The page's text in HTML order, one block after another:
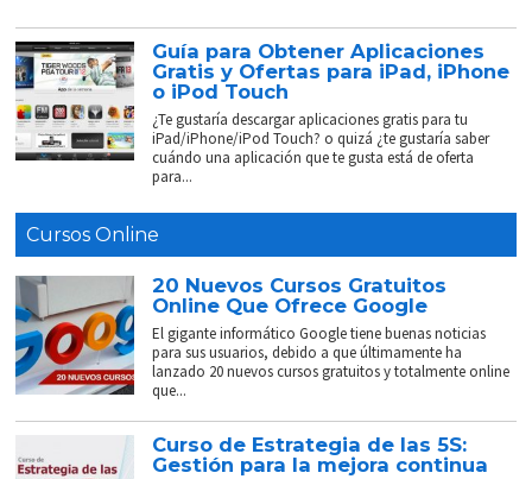
Guía para Obtener Aplicaciones
Gratis y Ofertas para iPad, iPhone
o iPod Touch
¿Te gustaría descargar aplicaciones gratis para tu
iPad/iPhone/iPod Touch? o quizá ¿te gustaría saber
cuándo una aplicación que te gusta está de oferta
para...
Cursos Online
20 Nuevos Cursos Gratuitos
Online Que Ofrece Google
El gigante informático Google tiene buenas noticias
para sus usuarios, debido a que últimamente ha
lanzado 20 nuevos cursos gratuitos y totalmente online
que...
Curso de Estrategia de las 5S:
Gestión para la mejora continua